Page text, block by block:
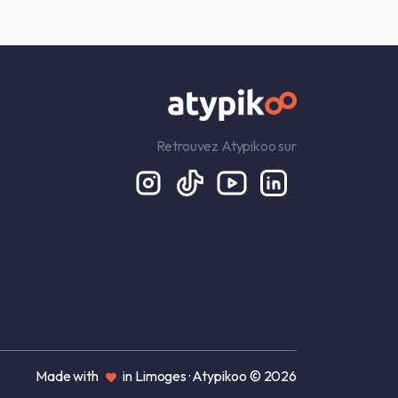
Retrouvez Atypikoo sur
Made with in Limoges · Atypikoo © 2026